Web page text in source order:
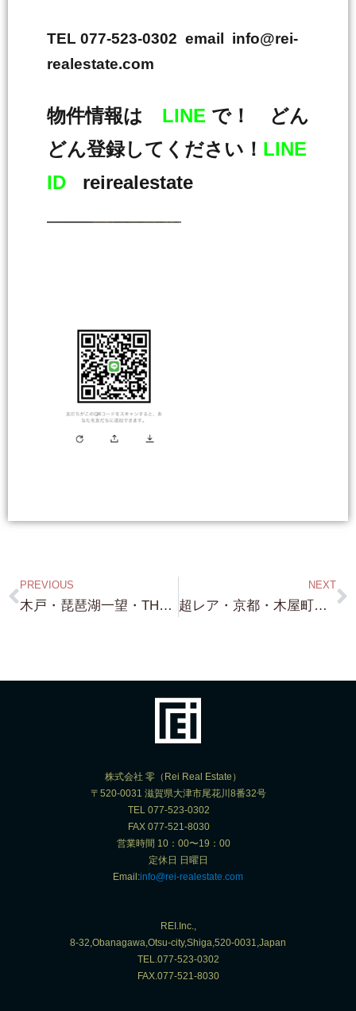
TEL 077-523-0302 email info@rei-
realestate.com
物件情報は LINE で！ どん
どん登録してください！ LINE
ID reirealestate
PREVIOUS
木戸・琵琶湖一望・THE 小ぶり！・約84坪・プチ高台で 琵琶湖眺望・560万円 琵琶湖浜まで約80m ！！！
NEXT
超レア・京都・木屋町・老舗旅館・納涼床付き・15億円 これは 手に入れることが 普通では無理な物件です。非常に厳しい審査もあります。。興味のある投資家様は 連絡お待ちしております！
株式会社 零（Rei Real Estate）
〒520-0031 滋賀県大津市尾花川8番32号
TEL 077-523-0302
FAX 077-521-8030
営業時間 10：00〜19：00
定休日 日曜日
Email:info@rei-realestate.com
REI.Inc.,
8-32,Obanagawa,Otsu-city,Shiga,520-0031,Japan
TEL.077-523-0302
FAX.077-521-8030